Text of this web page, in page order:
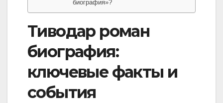
биография»?
Тиводар роман
биография:
ключевые факты и
события